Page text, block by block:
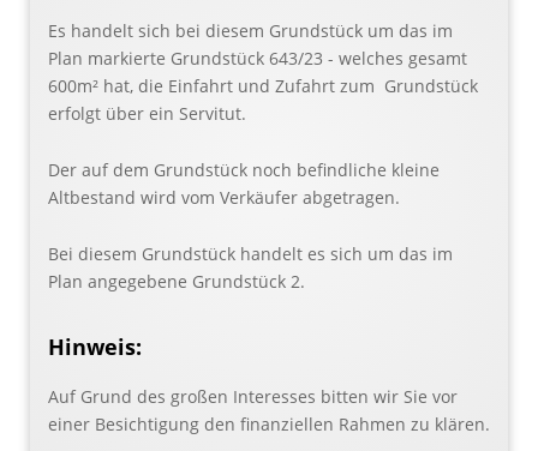
Es handelt sich bei diesem Grundstück um das im
Plan markierte Grundstück 643/23 - welches gesamt
600m² hat, die Einfahrt und Zufahrt zum Grundstück
erfolgt über ein Servitut.
Der auf dem Grundstück noch befindliche kleine
Altbestand wird vom Verkäufer abgetragen.
Bei diesem Grundstück handelt es sich um das im
Plan angegebene Grundstück 2.
Hinweis:
Auf Grund des großen Interesses bitten wir Sie vor
einer Besichtigung den finanziellen Rahmen zu klären.